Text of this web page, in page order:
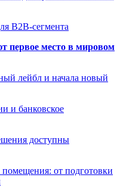
B2B-сегмента
первое место в мировом
лейбл и начала новый
и банковское
доступны
помещения: от подготовки